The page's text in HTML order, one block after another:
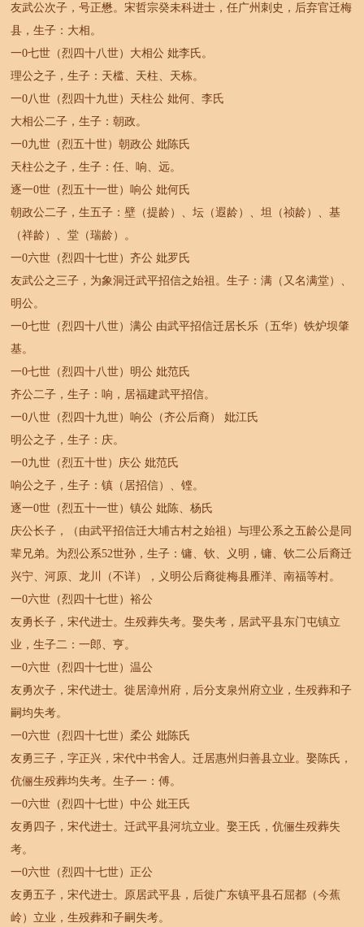
友武公次子，号正懋。宋哲宗癸未科进士，任广州刺史，后弃官迁梅
县，生子：大相。
一0七世（烈四十八世）大相公 妣李氏。
理公之子，生子：天槛、天柱、天栋。
一0八世（烈四十九世）天柱公 妣何、李氏
大相公二子，生子：朝政。
一0九世（烈五十世）朝政公 妣陈氏
天柱公之子，生子：任、响、远。
逐一0世（烈五十一世）响公 妣何氏
朝政公二子，生五子：壁（提龄）、坛（遐龄）、坦（祯龄）、基
（祥龄）、堂（瑞龄）。
一0六世（烈四十七世）齐公 妣罗氏
友武公之三子，为象洞迁武平招信之始祖。生子：满（又名满堂）、
明公。
一0七世（烈四十八世）满公 由武平招信迁居长乐（五华）铁炉坝肇
基。
一0七世（烈四十八世）明公 妣范氏
齐公二子，生子：响，居福建武平招信。
一0八世（烈四十九世）响公（齐公后裔） 妣江氏
明公之子，生子：庆。
一0九世（烈五十世）庆公 妣范氏
响公之子，生子：镇（居招信）、铿。
逐一0世（烈五十一世）镇公 妣陈、杨氏
庆公长子，（由武平招信迁大埔古村之始祖）与理公系之五龄公是同
辈兄弟。为烈公系52世孙，生子：镛、钦、义明，镛、钦二公后裔迁
兴宁、河原、龙川（不详），义明公后裔徙梅县雁洋、南福等村。
一0六世（烈四十七世）裕公
友勇长子，宋代进士。生殁葬失考。娶失考，居武平县东门屯镇立
业，生子二：一郎、亨。
一0六世（烈四十七世）温公
友勇次子，宋代进士。徙居漳州府，后分支泉州府立业，生殁葬和子
嗣均失考。
一0六世（烈四十七世）柔公 妣陈氏
友勇三子，字正兴，宋代中书舍人。迁居惠州归善县立业。娶陈氏，
伉俪生殁葬均失考。生子一：傅。
一0六世（烈四十七世）中公 妣王氏
友勇四子，宋代进士。迁武平县河坑立业。娶王氏，伉俪生殁葬失
考。
一0六世（烈四十七世）正公
友勇五子，宋代进士。原居武平县，后徙广东镇平县石屈都（今蕉
岭）立业，生殁葬和子嗣失考。